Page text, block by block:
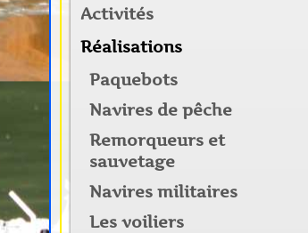
Activités
Réalisations
Paquebots
Navires de pêche
Remorqueurs et
sauvetage
Navires militaires
Les voiliers